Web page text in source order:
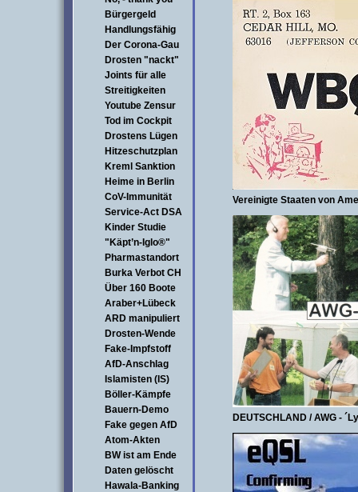
Bürgergeld
Handlungsfähig
Der Corona-Gau
Drosten "nackt"
Joints für alle
Streitigkeiten
Youtube Zensur
Tod im Cockpit
Drostens Lügen
Hitzeschutzplan
Kreml Sanktion
Heime in Berlin
CoV-Immunität
Service-Act DSA
Kinder Studie
"Käpt’n-Iglo®"
Pharmastandort
Burka Verbot CH
Über 160 Boote
Araber+Lübeck
ARD manipuliert
Drosten-Wende
Fake-Impfstoff
AfD-Anschlag
Islamisten (IS)
Böller-Kämpfe
Bauern-Demo
Fake gegen AfD
Atom-Akten
BW ist am Ende
Daten gelöscht
Hawala-Banking
Vereinigte Staaten von
DEUTSCHLAND / AWG -